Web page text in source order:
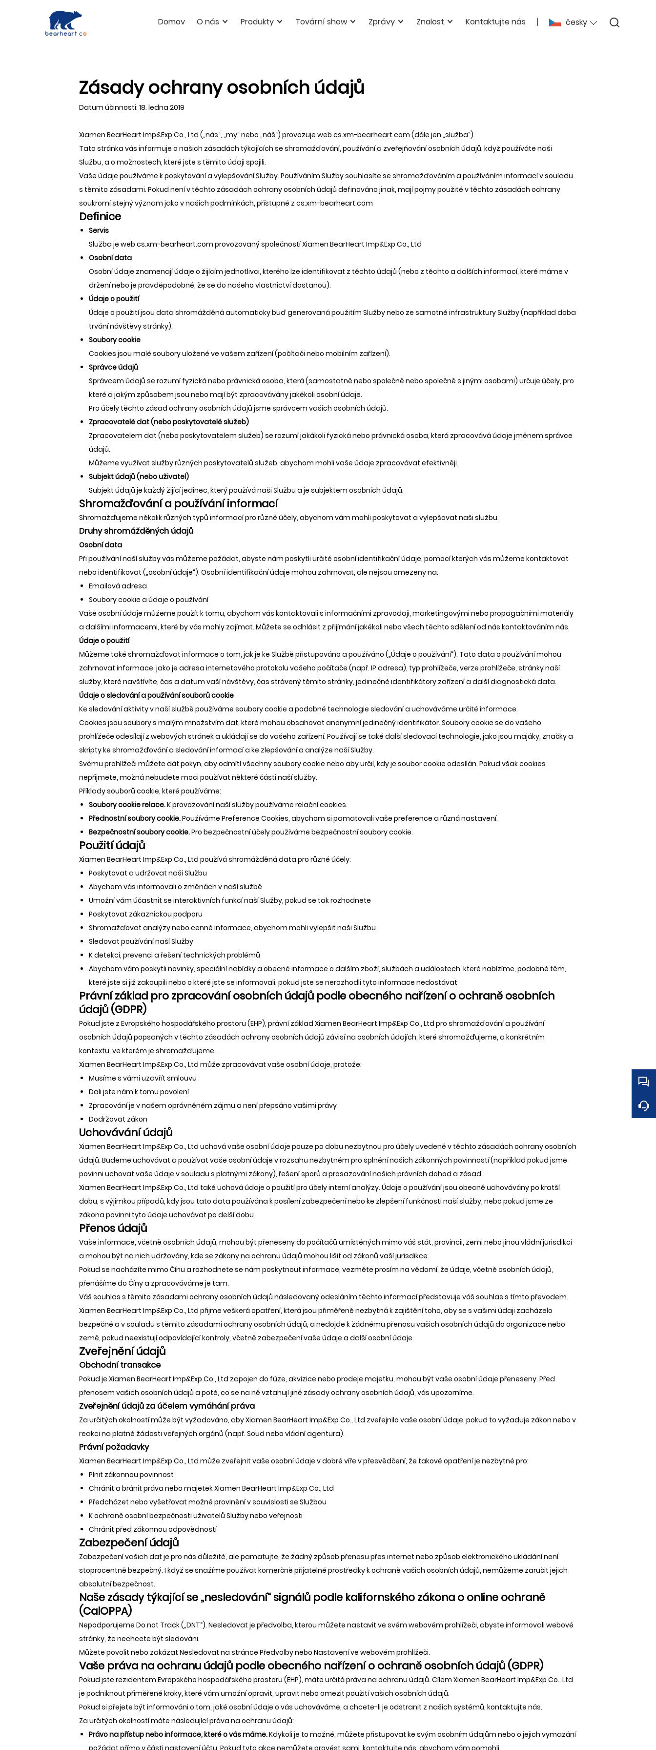
česky
Domov O nás Produkty Tovární show Zprávy Znalost Kontaktujte nás
Zásady ochrany osobních údajů
Datum účinnosti: 18. ledna 2019
Xiamen BearHeart Imp&Exp Co., Ltd („nás“, „my“ nebo „náš“) provozuje web cs.xm-bearheart.com (dále jen „služba“).
Tato stránka vás informuje o našich zásadách týkajících se shromažďování, používání a zveřejňování osobních údajů, když používáte naši
Službu, a o možnostech, které jste s těmito údaji spojili.
Vaše údaje používáme k poskytování a vylepšování Služby. Používáním Služby souhlasíte se shromažďováním a používáním informací v souladu
s těmito zásadami. Pokud není v těchto zásadách ochrany osobních údajů definováno jinak, mají pojmy použité v těchto zásadách ochrany
soukromí stejný význam jako v našich podmínkách, přístupné z cs.xm-bearheart.com
Definice
Servis
Služba je web cs.xm-bearheart.com provozovaný společností Xiamen BearHeart Imp&Exp Co., Ltd
Osobní data
Osobní údaje znamenají údaje o žijícím jednotlivci, kterého lze identifikovat z těchto údajů (nebo z těchto a dalších informací, které máme v
držení nebo je pravděpodobné, že se do našeho vlastnictví dostanou).
Údaje o použití
Údaje o použití jsou data shromážděná automaticky buď generovaná použitím Služby nebo ze samotné infrastruktury Služby (například doba
trvání návštěvy stránky).
Soubory cookie
Cookies jsou malé soubory uložené ve vašem zařízení (počítači nebo mobilním zařízení).
Správce údajů
Správcem údajů se rozumí fyzická nebo právnická osoba, která (samostatně nebo společně nebo společně s jinými osobami) určuje účely, pro
které a jakým způsobem jsou nebo mají být zpracovávány jakékoli osobní údaje.
Pro účely těchto zásad ochrany osobních údajů jsme správcem vašich osobních údajů.
Zpracovatelé dat (nebo poskytovatelé služeb)
Zpracovatelem dat (nebo poskytovatelem služeb) se rozumí jakákoli fyzická nebo právnická osoba, která zpracovává údaje jménem správce
údajů.
Můžeme využívat služby různých poskytovatelů služeb, abychom mohli vaše údaje zpracovávat efektivněji.
Subjekt údajů (nebo uživatel)
Subjekt údajů je každý žijící jedinec, který používá naši Službu a je subjektem osobních údajů.
Shromažďování a používání informací
Shromažďujeme několik různých typů informací pro různé účely, abychom vám mohli poskytovat a vylepšovat naši službu.
Druhy shromážděných údajů
Osobní data
Při používání naší služby vás můžeme požádat, abyste nám poskytli určité osobní identifikační údaje, pomocí kterých vás můžeme kontaktovat
nebo identifikovat („osobní údaje“). Osobní identifikační údaje mohou zahrnovat, ale nejsou omezeny na:
Emailová adresa
Soubory cookie a údaje o používání
Vaše osobní údaje můžeme použít k tomu, abychom vás kontaktovali s informačními zpravodaji, marketingovými nebo propagačními materiály
a dalšími informacemi, které by vás mohly zajímat. Můžete se odhlásit z přijímání jakékoli nebo všech těchto sdělení od nás kontaktováním nás.
Údaje o použití
Můžeme také shromažďovat informace o tom, jak je ke Službě přistupováno a používáno („Údaje o používání“). Tato data o používání mohou
zahrnovat informace, jako je adresa internetového protokolu vašeho počítače (např. IP adresa), typ prohlížeče, verze prohlížeče, stránky naší
služby, které navštívíte, čas a datum vaší návštěvy, čas strávený těmito stránky, jedinečné identifikátory zařízení a další diagnostická data.
Údaje o sledování a používání souborů cookie
Ke sledování aktivity v naší službě používáme soubory cookie a podobné technologie sledování a uchováváme určité informace.
Cookies jsou soubory s malým množstvím dat, které mohou obsahovat anonymní jedinečný identifikátor. Soubory cookie se do vašeho
prohlížeče odesílají z webových stránek a ukládají se do vašeho zařízení. Používají se také další sledovací technologie, jako jsou majáky, značky a
skripty ke shromažďování a sledování informací a ke zlepšování a analýze naší Služby.
Svému prohlížeči můžete dát pokyn, aby odmítl všechny soubory cookie nebo aby určil, kdy je soubor cookie odesílán. Pokud však cookies
nepřijmete, možná nebudete moci používat některé části naší služby.
Příklady souborů cookie, které používáme:
Soubory cookie relace.K provozování naší služby používáme relační cookies.
Přednostní soubory cookie.Používáme Preference Cookies, abychom si pamatovali vaše preference a různá nastavení.
Bezpečnostní soubory cookie.Pro bezpečnostní účely používáme bezpečnostní soubory cookie.
Použití údajů
Xiamen BearHeart Imp&Exp Co., Ltd používá shromážděná data pro různé účely:
Poskytovat a udržovat naši Službu
Abychom vás informovali o změnách v naší službě
Umožní vám účastnit se interaktivních funkcí naší Služby, pokud se tak rozhodnete
Poskytovat zákaznickou podporu
Shromažďovat analýzy nebo cenné informace, abychom mohli vylepšit naši Službu
Sledovat používání naší Služby
K detekci, prevenci a řešení technických problémů
Abychom vám poskytli novinky, speciální nabídky a obecné informace o dalším zboží, službách a událostech, které nabízíme, podobné těm,
které jste si již zakoupili nebo o které jste se informovali, pokud jste se nerozhodli tyto informace nedostávat
Právní základ pro zpracování osobních údajů podle obecného nařízení o ochraně osobních
údajů (GDPR)
Pokud jste z Evropského hospodářského prostoru (EHP), právní základ Xiamen BearHeart Imp&Exp Co., Ltd pro shromažďování a používání
osobních údajů popsaných v těchto zásadách ochrany osobních údajů závisí na osobních údajích, které shromažďujeme, a konkrétním
kontextu, ve kterém je shromažďujeme.
Xiamen BearHeart Imp&Exp Co., Ltd může zpracovávat vaše osobní údaje, protože:
Musíme s vámi uzavřít smlouvu
Dali jste nám k tomu povolení
Zpracování je v našem oprávněném zájmu a není přepsáno vašimi právy
Dodržovat zákon
Uchovávání údajů
Xiamen BearHeart Imp&Exp Co., Ltd uchová vaše osobní údaje pouze po dobu nezbytnou pro účely uvedené v těchto zásadách ochrany osobních
údajů. Budeme uchovávat a používat vaše osobní údaje v rozsahu nezbytném pro splnění našich zákonných povinností (například pokud jsme
povinni uchovat vaše údaje v souladu s platnými zákony), řešení sporů a prosazování našich právních dohod a zásad.
Xiamen BearHeart Imp&Exp Co., Ltd také uchová údaje o použití pro účely interní analýzy. Údaje o používání jsou obecně uchovávány po kratší
dobu, s výjimkou případů, kdy jsou tato data používána k posílení zabezpečení nebo ke zlepšení funkčnosti naší služby, nebo pokud jsme ze
zákona povinni tyto údaje uchovávat po delší dobu.
Přenos údajů
Vaše informace, včetně osobních údajů, mohou být přeneseny do počítačů umístěných mimo váš stát, provincii, zemi nebo jinou vládní jurisdikci
a mohou být na nich udržovány, kde se zákony na ochranu údajů mohou lišit od zákonů vaší jurisdikce.
Pokud se nacházíte mimo Čínu a rozhodnete se nám poskytnout informace, vezměte prosím na vědomí, že údaje, včetně osobních údajů,
přenášíme do Číny a zpracováváme je tam.
Váš souhlas s těmito zásadami ochrany osobních údajů následovaný odesláním těchto informací představuje váš souhlas s tímto převodem.
Xiamen BearHeart Imp&Exp Co., Ltd přijme veškerá opatření, která jsou přiměřeně nezbytná k zajištění toho, aby se s vašimi údaji zacházelo
bezpečně a v souladu s těmito zásadami ochrany osobních údajů, a nedojde k žádnému přenosu vašich osobních údajů do organizace nebo
země, pokud neexistují odpovídající kontroly, včetně zabezpečení vaše údaje a další osobní údaje.
Zveřejnění údajů
Obchodní transakce
Pokud je Xiamen BearHeart Imp&Exp Co., Ltd zapojen do fúze, akvizice nebo prodeje majetku, mohou být vaše osobní údaje přeneseny. Před
přenosem vašich osobních údajů a poté, co se na ně vztahují jiné zásady ochrany osobních údajů, vás upozorníme.
Zveřejnění údajů za účelem vymáhání práva
Za určitých okolností může být vyžadováno, aby Xiamen BearHeart Imp&Exp Co., Ltd zveřejnilo vaše osobní údaje, pokud to vyžaduje zákon nebo v
reakci na platné žádosti veřejných orgánů (např. Soud nebo vládní agentura).
Právní požadavky
Xiamen BearHeart Imp&Exp Co., Ltd může zveřejnit vaše osobní údaje v dobré víře v přesvědčení, že takové opatření je nezbytné pro:
Plnit zákonnou povinnost
Chránit a bránit práva nebo majetek Xiamen BearHeart Imp&Exp Co., Ltd
Předcházet nebo vyšetřovat možné provinění v souvislosti se Službou
K ochraně osobní bezpečnosti uživatelů Služby nebo veřejnosti
Chránit před zákonnou odpovědností
Zabezpečení údajů
Zabezpečení vašich dat je pro nás důležité, ale pamatujte, že žádný způsob přenosu přes internet nebo způsob elektronického ukládání není
stoprocentně bezpečný. I když se snažíme používat komerčně přijatelné prostředky k ochraně vašich osobních údajů, nemůžeme zaručit jejich
absolutní bezpečnost.
Naše zásady týkající se „nesledování“ signálů podle kalifornského zákona o online ochraně
(CalOPPA)
Nepodporujeme Do not Track („DNT“). Nesledovat je předvolba, kterou můžete nastavit ve svém webovém prohlížeči, abyste informovali webové
stránky, že nechcete být sledováni.
Můžete povolit nebo zakázat Nesledovat na stránce Předvolby nebo Nastavení ve webovém prohlížeči.
Vaše práva na ochranu údajů podle obecného nařízení o ochraně osobních údajů (GDPR)
Pokud jste rezidentem Evropského hospodářského prostoru (EHP), máte určitá práva na ochranu údajů. Cílem Xiamen BearHeart Imp&Exp Co., Ltd
je podniknout přiměřené kroky, které vám umožní opravit, upravit nebo omezit použití vašich osobních údajů.
Pokud si přejete být informováni o tom, jaké osobní údaje o vás uchováváme, a chcete-li je odstranit z našich systémů, kontaktujte nás.
Za určitých okolností máte následující práva na ochranu údajů:
Právo na přístup nebo informace, které o vás máme.Kdykoli je to možné, můžete přistupovat ke svým osobním údajům nebo o jejich vymazání
požádat přímo v části nastavení účtu. Pokud tyto akce nemůžete provést sami, kontaktujte nás, abychom vám pomohli.